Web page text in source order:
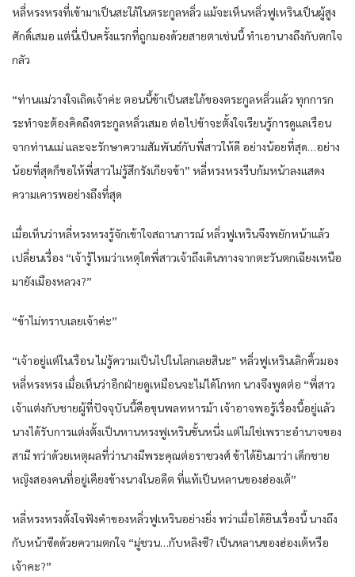
หลี่หรงหรงที่เข้ามาเป็นสะใภ้ในตระกูลหลิ่ว แม้จะเห็นหลิ่วฟูเหรินเป็นผู้สูง
ศักดิ์เสมอ แต่นี่เป็นครั้งแรกที่ถูกมองด้วยสายตาเช่นนี้ ทำเอานางถึงกับตกใจ
กลัว
“ท่านแม่วางใจเถิดเจ้าค่ะ ตอนนี้ข้าเป็นสะใภ้ของตระกูลหลิ่วแล้ว ทุกการก
ระทำจะต้องคิดถึงตระกูลหลิ่วเสมอ ต่อไปข้าจะตั้งใจเรียนรู้การดูแลเรือน
จากท่านแม่ และจะรักษาความสัมพันธ์กับพี่สาวให้ดี อย่างน้อยที่สุด…อย่าง
น้อยที่สุดก็ขอให้พี่สาวไม่รู้สึกรังเกียจข้า” หลี่หรงหรงรีบก้มหน้าลงแสดง
ความเคารพอย่างถึงที่สุด
เมื่อเห็นว่าหลี่หรงหรงรู้จักเข้าใจสถานการณ์ หลิ่วฟูเหรินจึงพยักหน้าแล้ว
เปลี่ยนเรื่อง “เจ้ารู้ไหมว่าเหตุใดพี่สาวเจ้าถึงเดินทางจากตะวันตกเฉียงเหนือ
มายังเมืองหลวง?”
“ข้าไม่ทราบเลยเจ้าค่ะ”
“เจ้าอยู่แต่ในเรือน ไม่รู้ความเป็นไปในโลกเลยสินะ” หลิ่วฟูเหรินเลิกคิ้วมอง
หลี่หรงหรง เมื่อเห็นว่าอีกฝ่ายดูเหมือนจะไม่ได้โกหก นางจึงพูดต่อ “พี่สาว
เจ้าแต่งกับชายผู้ที่ปัจจุบันนี้คือขุนพลทหารม้า เจ้าอาจพอรู้เรื่องนี้อยู่แล้ว
นางได้รับการแต่งตั้งเป็นหานหรงฟูเหรินขั้นหนึ่ง แต่ไม่ใช่เพราะอำนาจของ
สามี ทว่าด้วยเหตุผลที่ว่านางมีพระคุณต่อราชวงศ์ ข้าได้ยินมาว่า เด็กชาย
หญิงสองคนที่อยู่เคียงข้างนางในอดีต ที่แท้เป็นหลานของฮ่องเต้”
หลี่หรงหรงตั้งใจฟังคำของหลิ่วฟูเหรินอย่างยิ่ง ทว่าเมื่อได้ยินเรื่องนี้ นางถึง
กับหน้าซีดด้วยความตกใจ “มู่ชวน…กับหลิงซี? เป็นหลานของฮ่องเต้หรือ
เจ้าคะ?”